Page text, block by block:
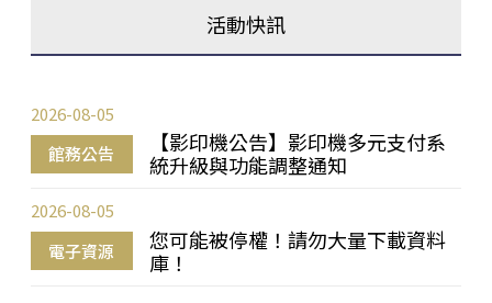
活動快訊
館務公告
【影印機公告】影印機多元支付系
統升級與功能調整通知
2026-08-05
電子資源
您可能被停權！請勿大量下載資料
庫！
2026-08-05